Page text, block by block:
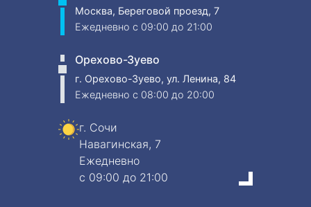
Москва, Береговой проезд, 7
Ежедневно c 09:00 до 21:00
Орехово-Зуево
г. Орехово-Зуево, ул. Ленина, 84
Ежедневно c 08:00 до 20:00
г. Сочи
Навагинская, 7
Ежедневно
c 09:00 до 21:00